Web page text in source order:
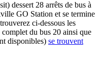
dessert 28 arrêts de bus à
GO Station et se termine
ci-dessous les
du bus 20 ainsi que
disponibles) se trouvent